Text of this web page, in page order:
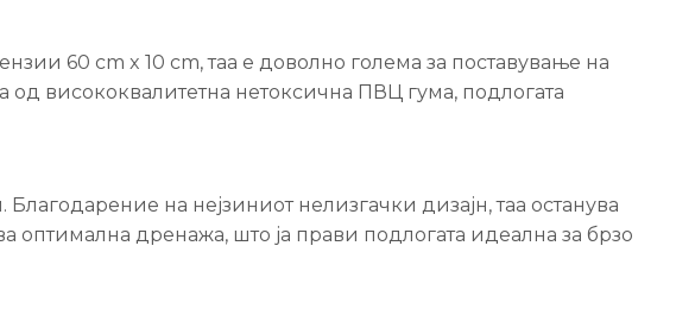
60 cm x 10 cm, таа е доволно голема за поставување на
висококвалитетна нетоксична ПВЦ гума, подлогата
на нејзиниот нелизгачки дизајн, таа останува
дренажа, што ја прави подлогата идеална за брзо